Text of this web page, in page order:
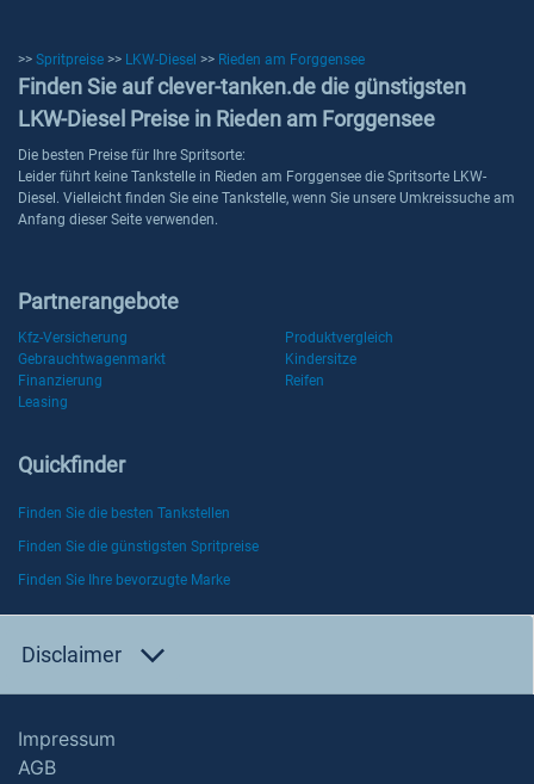
>> Spritpreise >> LKW-Diesel >> Rieden am Forggensee
Finden Sie auf clever-tanken.de die günstigsten
LKW-Diesel Preise in Rieden am Forggensee
Die besten Preise für Ihre Spritsorte:
Leider führt keine Tankstelle in Rieden am Forggensee die Spritsorte LKW-
Diesel. Vielleicht finden Sie eine Tankstelle, wenn Sie unsere Umkreissuche am
Anfang dieser Seite verwenden.
Partnerangebote
Kfz-Versicherung
Produktvergleich
Gebrauchtwagenmarkt
Kindersitze
Finanzierung
Reifen
Leasing
Quickfinder
Finden Sie die besten Tankstellen
Finden Sie die günstigsten Spritpreise
Finden Sie Ihre bevorzugte Marke
Disclaimer
Impressum
AGB